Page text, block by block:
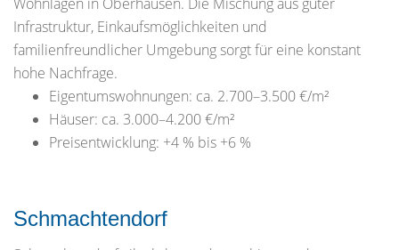
Infrastruktur, Einkaufsmöglichkeiten und
familienfreundlicher Umgebung sorgt für eine konstant
hohe Nachfrage.
Eigentumswohnungen: ca. 2.700–3.500 €/m²
Häuser: ca. 3.000–4.200 €/m²
Preisentwicklung: +4 % bis +6 %
Schmachtendorf